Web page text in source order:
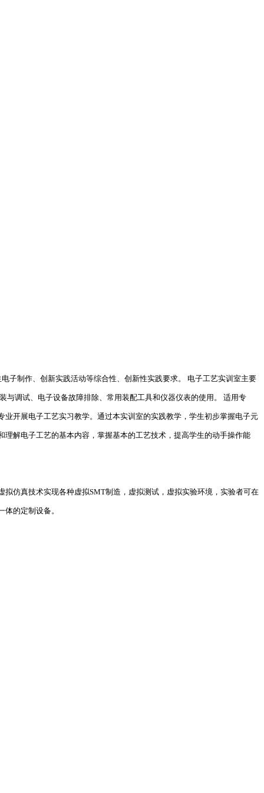
子制作、创新实践活动等综合性、创新性实践要求。 电子工艺实训室主要
调试、电子设备故障排除、常用装配工具和仪器仪表的使用。 适用专
开展电子工艺实习教学。通过本实训室的实践教学，学生初步掌握电子元
解电子工艺的基本内容，掌握基本的工艺技术，提高学生的动手操作能
仿真技术实现各种虚拟SMT制造，虚拟测试，虚拟实验环境，实验者可在
的定制设备。